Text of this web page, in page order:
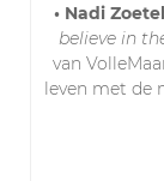
• Nadi
believe in
van
leven met de